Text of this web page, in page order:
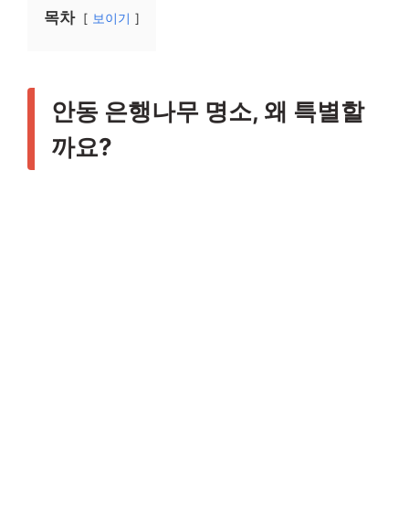
목차 보이기
안동 은행나무 명소, 왜 특별할
까요?